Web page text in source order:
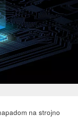
na strojno